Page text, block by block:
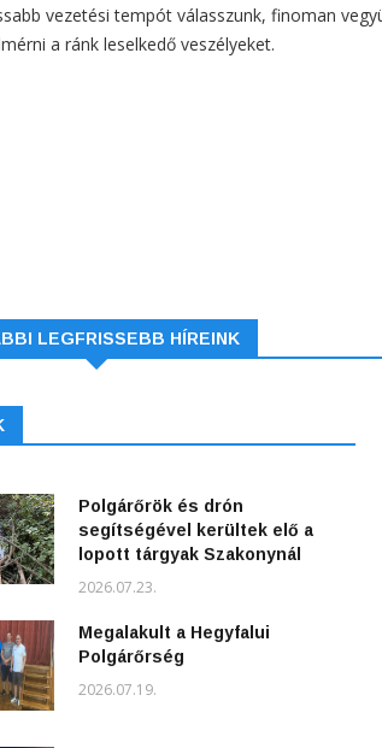
vezetési tempót válasszunk, finoman
a ránk leselkedő veszélyeket.
LEGFRISSEBB HÍREINK
Polgárőrök és drón
segítségével kerültek elő a
lopott tárgyak Szakonynál
2026.07.23.
Megalakult a Hegyfalui
Polgárőrség
2026.07.19.